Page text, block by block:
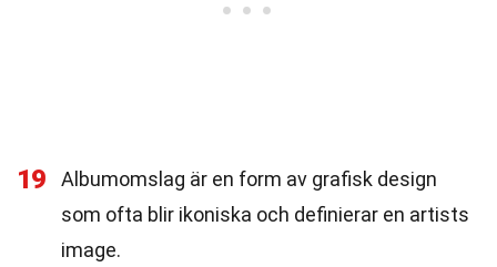
19
Albumomslag är en form av grafisk design
som ofta blir ikoniska och definierar en artists
image.